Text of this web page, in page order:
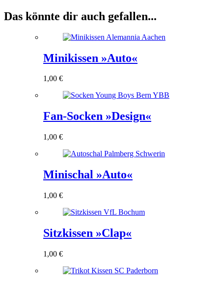
Das könnte dir auch gefallen...
Minikissen »Auto«
1,00 €
Fan-Socken »Design«
1,00 €
Minischal »Auto«
1,00 €
Sitzkissen »Clap«
1,00 €